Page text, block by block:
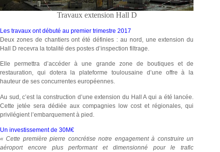
Travaux extension Hall D
Les travaux ont débuté au premier trimestre 2017
Deux zones de chantiers ont été définies : au nord, une extension du
Hall D recevra la totalité des postes d’inspection filtrage.
Elle permettra d’accéder à une grande zone de boutiques et de
restauration, qui dotera la plateforme toulousaine d’une offre à la
hauteur de ses concurrentes européennes.
Au sud, c’est la construction d’une extension du Hall A qui a été lancée.
Cette jetée sera dédiée aux compagnies low cost et régionales, qui
privilégient l’embarquement à pied.
Un investissement de 30M€
« Cette première pierre concrétise notre engagement à construire un
aéroport encore plus performant et dimensionné pour le trafic